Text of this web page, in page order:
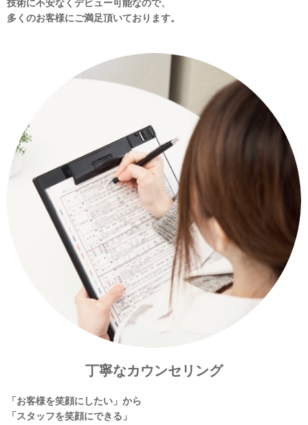
技術に不安なくデビュー可能なので、
多くのお客様にご満足頂いております。
丁寧なカウンセリング
「お客様を笑顔にしたい」から
「スタッフを笑顔にできる」